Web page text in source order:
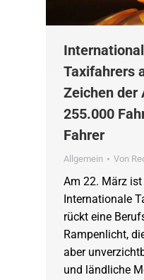
Taxifahrers
Zeichen der
255.000
Fahrer
Allgemein Von
Am 22. März
Internationale
rückt eine
Rampenlicht,
aber
und ländliche